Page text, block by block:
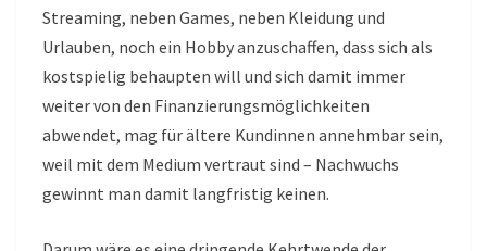
Streaming, neben Games, neben Kleidung und
Urlauben, noch ein Hobby anzuschaffen, dass sich als
kostspielig behaupten will und sich damit immer
weiter von den Finanzierungsmöglichkeiten
abwendet, mag für ältere Kundinnen annehmbar sein,
weil mit dem Medium vertraut sind – Nachwuchs
gewinnt man damit langfristig keinen.